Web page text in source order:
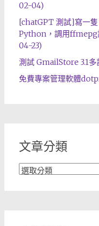
02-04)
[chatGPT 測試]寫一
Python，調用ffmepg
04-23)
測試 GmailStore 3.1
免費專案管理軟體
文章分類
文